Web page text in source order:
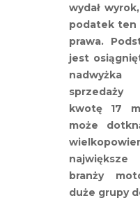
wydał
podatek ten
prawa.
jest
sprzedaży
kwotę 17
może
największe
branży
duże grupy